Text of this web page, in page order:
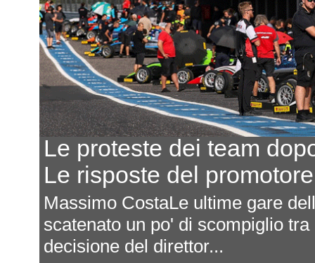
Le proteste dei team dopo
Le risposte del promotore
Massimo CostaLe ultime gare della
scatenato un po' di scompiglio tra i
decisione del direttor...